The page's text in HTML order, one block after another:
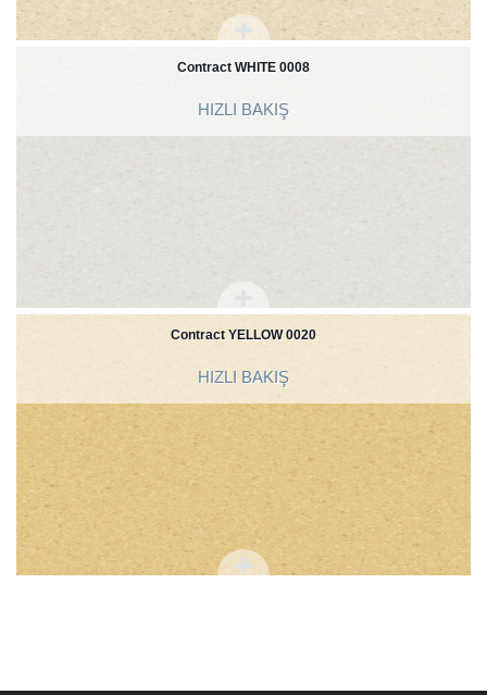
Contract WHITE 0008
HIZLI BAKIŞ
Contract YELLOW 0020
HIZLI BAKIŞ